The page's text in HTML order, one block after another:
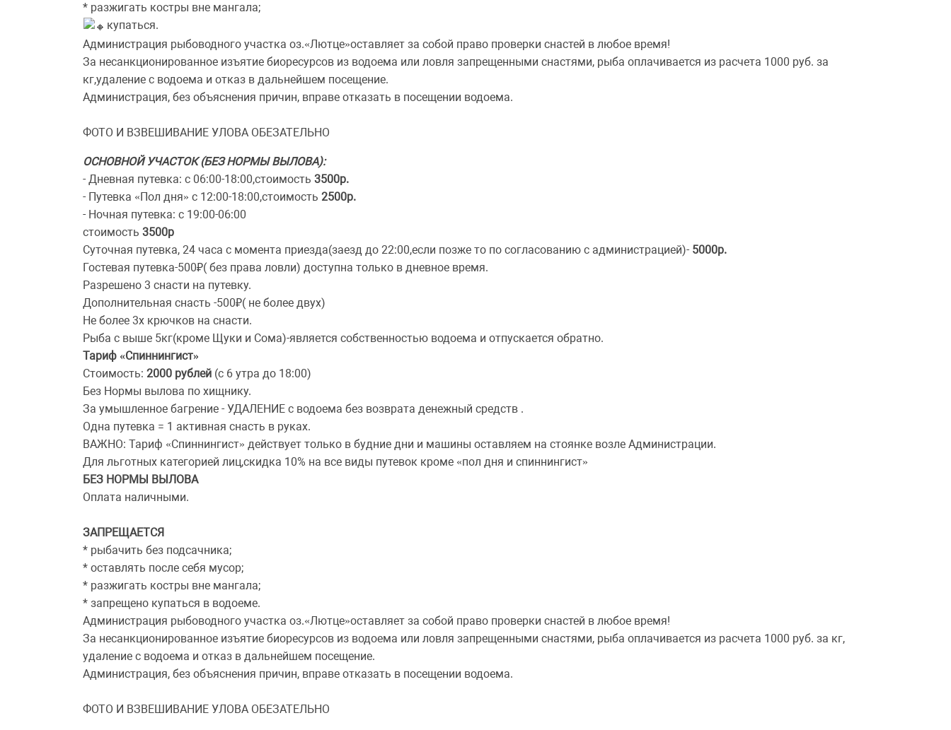
* разжигать костры вне мангала;
купаться.
Администрация рыбоводного участка оз.«Лютце»оставляет за собой право проверки снастей в любое время!
За несанкционированное изъятие биоресурсов из водоема или ловля запрещенными снастями, рыба оплачивается из расчета 1000 руб. за
кг,удаление с водоема и отказ в дальнейшем посещение.
Администрация, без объяснения причин, вправе отказать в посещении водоема.
ФОТО И ВЗВЕШИВАНИЕ УЛОВА ОБЕЗАТЕЛЬНО
ОСНОВНОЙ УЧАСТОК (БЕЗ НОРМЫ ВЫЛОВА):
- Дневная путевка: с 06:00-18:00,стоимость 3500р.
- Путевка «Пол дня» с 12:00-18:00,стоимость 2500р.
- Ночная путевка: с 19:00-06:00
стоимость 3500р
Суточная путевка, 24 часа с момента приезда(заезд до 22:00,если позже то по согласованию с администрацией)- 5000р.
Гостевая путевка-500₽( без права ловли) доступна только в дневное время.
Разрешено 3 снасти на путевку.
Дополнительная снасть -500₽( не более двух)
Не более 3х крючков на снасти.
Рыба с выше 5кг(кроме Щуки и Сома)-является собственностью водоема и отпускается обратно.
Тариф «Спиннингист»
Стоимость: 2000 рублей (с 6 утра до 18:00)
Без Нормы вылова по хищнику.
За умышленное багрение - УДАЛЕНИЕ с водоема без возврата денежный средств .
Одна путевка = 1 активная снасть в руках.
ВАЖНО: Тариф «Спиннингист» действует только в будние дни и машины оставляем на стоянке возле Администрации.
Для льготных категорией лиц,скидка 10% на все виды путевок кроме «пол дня и спиннингист»
БЕЗ НОРМЫ ВЫЛОВА
Оплата наличными.
ЗАПРЕЩАЕТСЯ
* рыбачить без подсачника;
* оставлять после себя мусор;
* разжигать костры вне мангала;
* запрещено купаться в водоеме.
Администрация рыбоводного участка оз.«Лютце»оставляет за собой право проверки снастей в любое время!
За несанкционированное изъятие биоресурсов из водоема или ловля запрещенными снастями, рыба оплачивается из расчета 1000 руб. за кг,
удаление с водоема и отказ в дальнейшем посещение.
Администрация, без объяснения причин, вправе отказать в посещении водоема.
ФОТО И ВЗВЕШИВАНИЕ УЛОВА ОБЕЗАТЕЛЬНО